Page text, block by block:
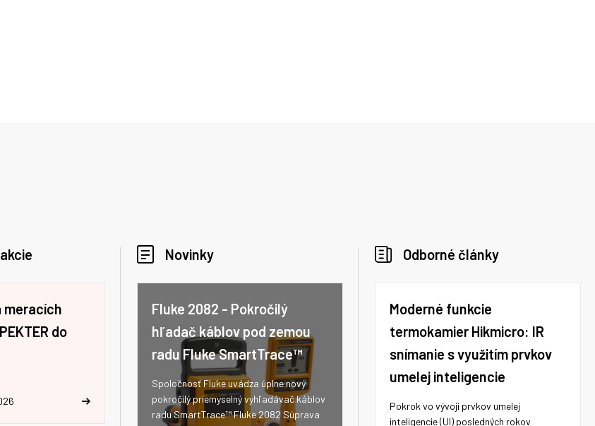
meracích
do
Novinky
Fluke 2082 - Pokročilý
hľadač káblov pod zemou
radu Fluke SmartTrace™
Spoločnosť Fluke uvádza úplne nový
pokročilý priemyselný vyhľadávač káblov
radu SmartTrace™ Fluke 2082 Súprava
Odborné články
Moderné funkcie
termokamier Hikmicro: IR
snímanie s využitím prvkov
umelej inteligencie
Pokrok vo vývoji prvkov umelej
inteligencie (UI) posledných rokov